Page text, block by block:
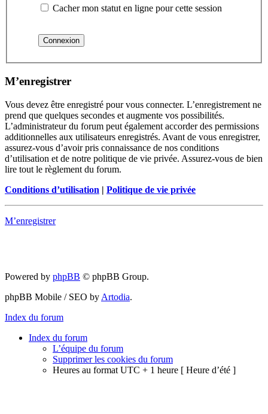
Cacher mon statut en ligne pour cette session
M’enregistrer
Vous devez être enregistré pour vous connecter. L’enregistrement ne
prend que quelques secondes et augmente vos possibilités.
L’administrateur du forum peut également accorder des permissions
additionnelles aux utilisateurs enregistrés. Avant de vous enregistrer,
assurez-vous d’avoir pris connaissance de nos conditions
d’utilisation et de notre politique de vie privée. Assurez-vous de bien
lire tout le règlement du forum.
Conditions d’utilisation | Politique de vie privée
M’enregistrer
Powered by phpBB © phpBB Group.
phpBB Mobile / SEO by Artodia.
Index du forum
Index du forum
L’équipe du forum
Supprimer les cookies du forum
Heures au format UTC + 1 heure [ Heure d’été ]